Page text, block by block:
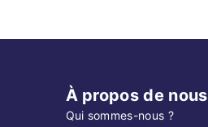
À propos de nous
Qui sommes-nous ?